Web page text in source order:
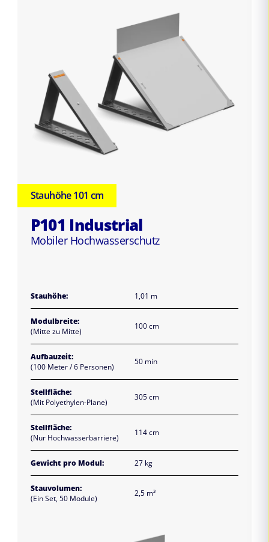
Stauhöhe 101 cm
P101 Industrial
Mobiler Hochwasserschutz
Stauhöhe: 1,01 m
Modulbreite:
(Mitte zu Mitte)
100 cm
Aufbauzeit:
(100 Meter / 6 Personen)
50 min
Stellfläche:
(Mit Polyethylen-Plane)
305 cm
Stellfläche:
(Nur Hochwasserbarriere)
114 cm
Gewicht pro Modul: 27 kg
Stauvolumen:
(Ein Set, 50 Module)
2,5 m³